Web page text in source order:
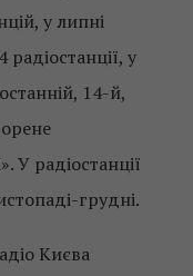
у липні
у
14-й,
У радіостанції
грудні.
Києва